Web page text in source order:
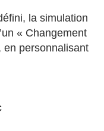
la simulation
« Changement
en personnalisant